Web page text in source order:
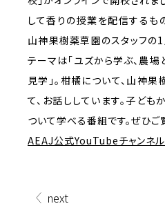
して香りの授業を配信するも
山神果樹薬草園のスタッフの
テーマは｢ユズから学ぶ、農
見学｣。柑橘について、山神
て、お話ししています。子ども
ついて学べる番組です。ぜひご
AEAJ公式YouTubeチャンネル
next